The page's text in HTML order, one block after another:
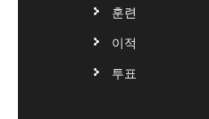
훈련
이적
투표